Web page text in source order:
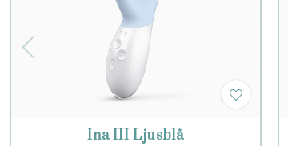
Ina III Ljusblå